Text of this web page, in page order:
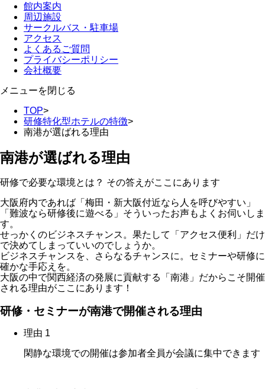
館内案内
周辺施設
サークルバス・駐車場
アクセス
よくあるご質問
プライバシーポリシー
会社概要
メニューを閉じる
TOP>
研修特化型ホテルの特徴>
南港が選ばれる理由
南港が選ばれる理由
研修で必要な環境とは？ その答えがここにあります
大阪府内であれば「梅田・新大阪付近なら人を呼びやすい」
「難波なら研修後に遊べる」そういったお声もよくお伺いしま
す。
せっかくのビジネスチャンス。果たして「アクセス便利」だけ
で決めてしまっていいのでしょうか。
ビジネスチャンスを、さらなるチャンスに。セミナーや研修に
確かな手応えを。
大阪の中で関西経済の発展に貢献する「南港」だからこそ開催
される理由がここにあります！
研修・セミナーが南港で開催される理由
理由 1
閑静な環境での開催は参加者全員が会議に集中できます